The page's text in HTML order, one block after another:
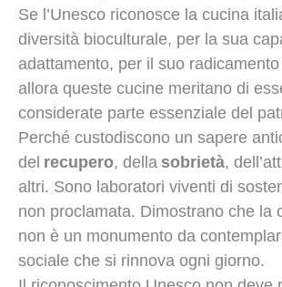
Se l’Unesco riconosce la cucina
diversità bioculturale, per la sua
adattamento, per il suo
allora queste cucine meritano di
considerate parte essenziale del
Perché custodiscono un sapere
del recupero, della sobrietà,
altri. Sono laboratori viventi di
non proclamata. Dimostrano che la
non è un monumento da
sociale che si rinnova ogni giorno.